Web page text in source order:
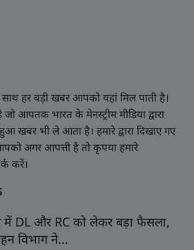
हर बड़ी खबर आपको यहां मिल पाती है।
आपतक भारत के मेनस्ट्रीम मीडिया द्वारा
खबर भी ले आता है। हमारे द्वारा दिखाए गए
अगर आपत्ती है तो कृपया हमारे
करें।
में DL और RC को लेकर बड़ा फैसला,
विभाग ने...